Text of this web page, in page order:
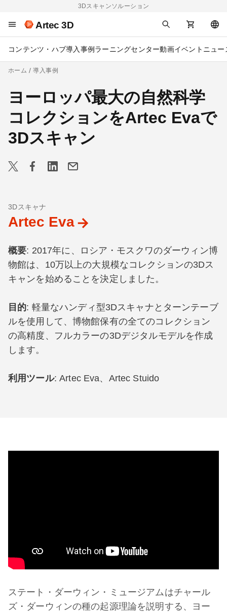
3Dスキャンソルーション
Artec 3D
コンテンツ・ハブ導入事例 ラーニングセンター動画イベント ニュー
ホーム 導入事例
ヨーロッパ最大の自然科学
コレクションをArtec Evaで
3Dスキャン
3Dスキャナ
Artec Eva
概要: 2017年に、ロシア・モスクワのダーウィン博
物館は、10万以上の大規模なコレクションの3Dス
キャンを始めることを決定しました。
目的: 軽量なハンディ型3Dスキャナとターンテーブ
ルを使用して、博物館保有の全てのコレクション
の高精度、フルカラーの3Dデジタルモデルを作成
します。
利用ツール: Artec Eva、Artec Stuido
ステート・ダーウィン・ミュージアムはチャール
ズ・ダーウィンの種の起源理論を説明する、ヨー